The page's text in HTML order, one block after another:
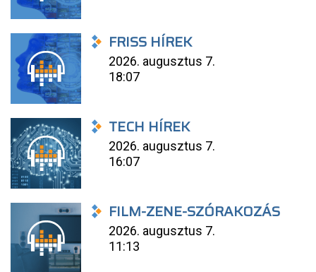
FRISS HÍREK
2026. augusztus 7.
18:07
TECH HÍREK
2026. augusztus 7.
16:07
FILM-ZENE-SZÓRAKOZÁS
2026. augusztus 7.
11:13